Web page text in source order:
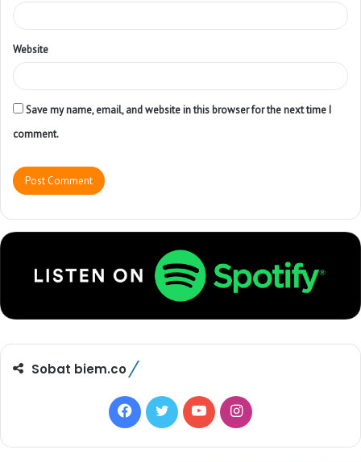
Website
Save my name, email, and website in this browser for the next time I
comment.
Sobat biem.co
F
a
T
w
Y
o
I
n